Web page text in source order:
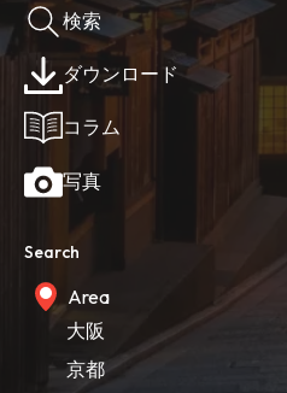
検索
ダウンロード
コラム
写真
Search
Area
大阪
京都